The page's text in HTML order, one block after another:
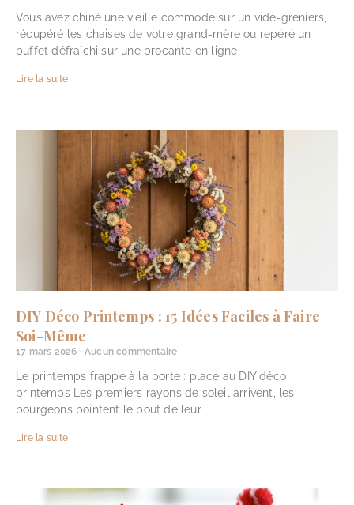
Vous avez chiné une vieille commode sur un vide-greniers,
récupéré les chaises de votre grand-mère ou repéré un
buffet défraîchi sur une brocante en ligne
Lire la suite
DIY Déco Printemps : 15 Idées Faciles à Faire
Soi-Même
17 mars 2026 Aucun commentaire
Le printemps frappe à la porte : place au DIY déco
printemps Les premiers rayons de soleil arrivent, les
bourgeons pointent le bout de leur
Lire la suite